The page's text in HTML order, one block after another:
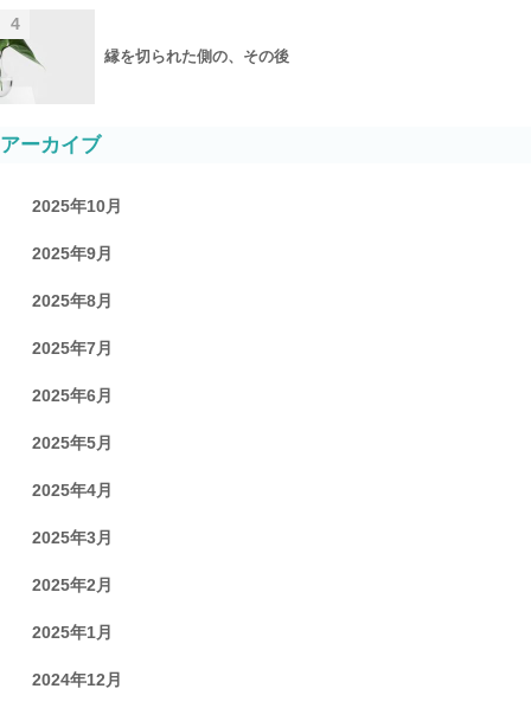
4
縁を切られた側の、その後
アーカイブ
2025年10月
2025年9月
2025年8月
2025年7月
2025年6月
2025年5月
2025年4月
2025年3月
2025年2月
2025年1月
2024年12月